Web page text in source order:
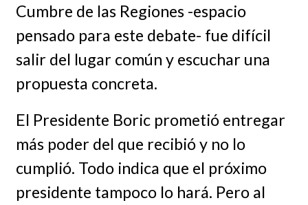
Cumbre de las Regiones -espacio
pensado para este debate- fue difícil
salir del lugar común y escuchar una
propuesta concreta.
El Presidente Boric prometió entregar
más poder del que recibió y no lo
cumplió. Todo indica que el próximo
presidente tampoco lo hará. Pero al